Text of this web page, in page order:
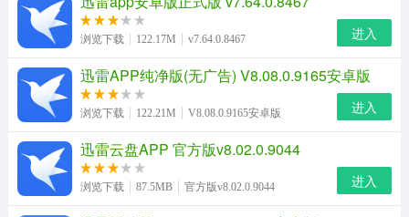
浏览下载 122.17M v7.64.0.8467 进入
迅雷APP纯净版(无广告) V8.08.0.9165安卓版
浏览下载 122.21M V8.08.0.9165安卓版 进入
迅雷云盘APP 官方版v8.02.0.9044
浏览下载 87.5MB 官方版v8.02.0.9044 进入